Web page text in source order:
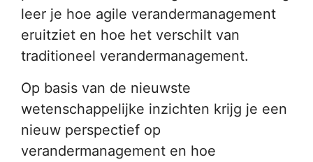
leer je hoe agile verandermanagement
eruitziet en hoe het verschilt van
traditioneel verandermanagement.
Op basis van de nieuwste
wetenschappelijke inzichten krijg je een
nieuw perspectief op
verandermanagement en hoe